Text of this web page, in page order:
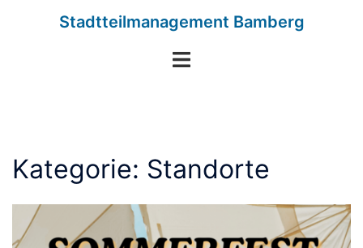
Stadtteilmanagement Bamberg
Menü
Kategorie: Standorte